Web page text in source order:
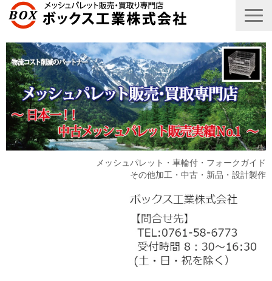
メッシュパレット・車輪付・フォークガイド
その他加工・中古・新品・設計製作